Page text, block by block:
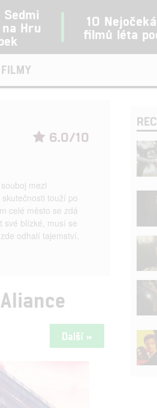
Hru
10
filmů léta
FILMY
6.0/10
mezi
touží po
celé město se zdá
své blízké, musí se
odhalí tajemství,
Další »